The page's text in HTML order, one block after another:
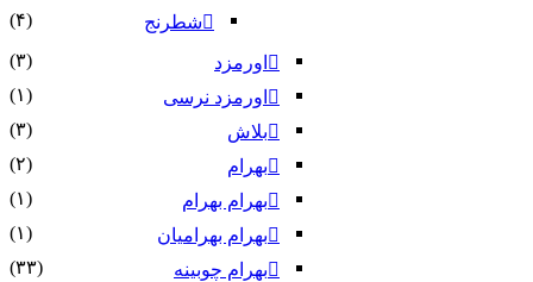
شطرنج
(۴)
اورمزد
(۳)
اورمزد نرسى‏
(۱)
بلاش
(۳)
بهرام
(۲)
بهرام بهرام
(۱)
بهرام بهرامیان‏
(۱)
بهرام چوبینه
(۳۳)